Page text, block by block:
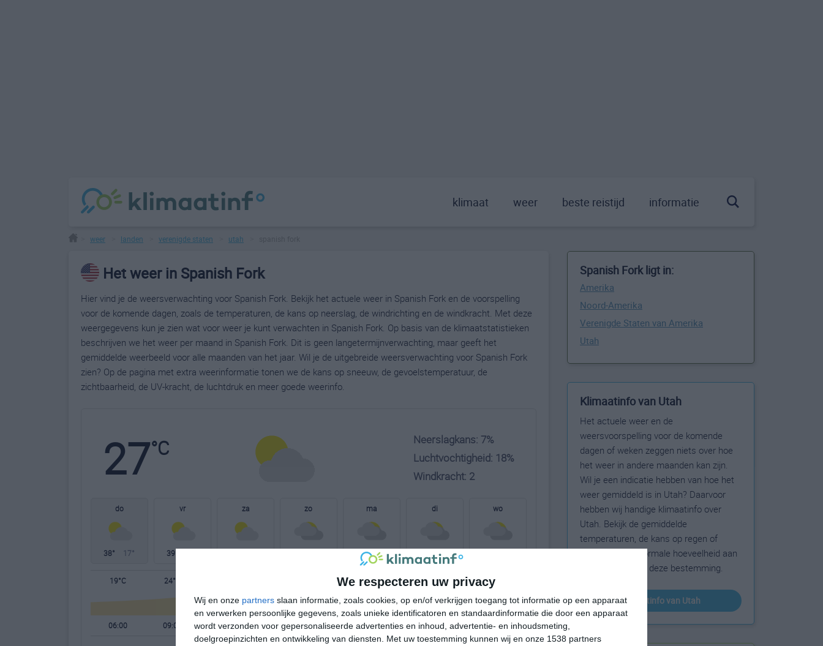
We respecteren uw privacy
Wij en onze partners slaan informatie, zoals cookies, op en/of verkrijgen toegang tot informatie op een apparaat
en verwerken persoonlijke gegevens, zoals unieke identificatoren en standaardinformatie die door een apparaat
wordt verzonden voor gepersonaliseerde advertenties en inhoud, advertentie- en inhoudsmeting,
doelgroepinzichten en ontwikkeling van diensten.
Met uw toestemming kunnen wij en onze 1538 partners
klimaat weer beste reistijd informatie
weer landen verenigde staten utah
Het weer in Spanish Fork
Hier vind je de weersverwachting voor Spanish Fork. Bekijk het actuele weer in Spanish Fork en de voorspelling
voor de komende dagen, zoals de temperaturen, de kans op neerslag, de windrichting en de windkracht. Met deze
weergegevens kun je zien wat voor weer je kunt verwachten in Spanish Fork. Op basis van de klimaatstatistieken
beschrijven we het weer per maand in Spanish Fork. Dit is geen langetermijnverwachting, maar geeft het
gemiddelde weerbeeld voor alle maanden van het jaar. Wil je de uitgebreide weersverwachting voor Spanish Fork
zien? Op de pagina met extra weerinformatie tonen we de kans op sneeuw, de gevoelstemperatuur, de
zichtbaarheid, de UV-kracht, de luchtdruk en meer goede weerinfo.
27°C
Neerslagkans: 7%
Luchtvochtigheid: 18%
Windkracht: 2
do
38° 17°
vr
39°
za zo ma
36° 20°
di
20°
wo
19°C 24°C 37°C 28°C 25°C 21°C
06:00 09:00 12:00 15:00 18:00 21:00 00:00 03:00
Spanish Fork ligt in:
Amerika
Noord-Amerika
Verenigde Staten van Amerika
Utah
Klimaatinfo van Utah
Het actuele weer en de
weersvoorspelling voor de komende
dagen of weken zeggen niets over hoe
het weer in andere maanden kan zijn.
Wil je een indicatie hebben van hoe het
weer gemiddeld is in Utah? Daarvoor
hebben wij handige klimaatinfo over
Utah. Bekijk de gemiddelde
temperaturen, de kans op regen of
sneeuw en de normale hoeveelheid aan
zonneschijn voor deze bestemming.
klimaatinfo van Utah